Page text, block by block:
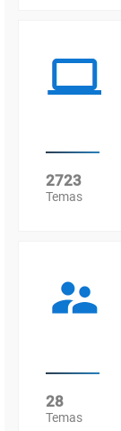
2723
Temas
28
Temas